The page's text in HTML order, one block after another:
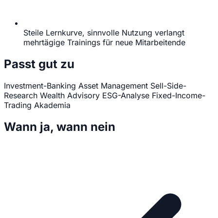
Steile Lernkurve, sinnvolle Nutzung verlangt
mehrtägige Trainings für neue Mitarbeitende
Passt gut zu
Investment-Banking Asset Management Sell-Side-
Research Wealth Advisory ESG-Analyse Fixed-Income-
Trading Akademia
Wann ja, wann nein